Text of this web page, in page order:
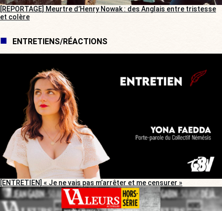
[REPORTAGE] Meurtre d’Henry Nowak : des Anglais entre tristesse
et colère
ENTRETIENS/RÉACTIONS
[ENTRETIEN] « Je ne vais pas m’arrêter et me censurer »